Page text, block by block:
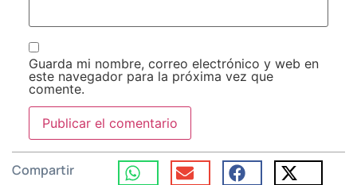
Guarda mi nombre, correo electrónico y web en
este navegador para la próxima vez que
comente.
Compartir